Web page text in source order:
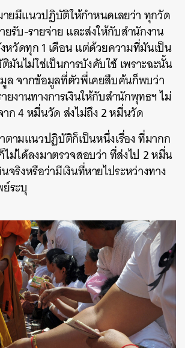
ายมีแนวปฏิบัติให้กำหนดเลยว่า ทุกวัด
รับ-รายจ่าย และส่งให้กับสำนักงาน
หวัดทุก 1 เดือน แต่ด้วยความที่มันเป็น
นไม่ใช่เป็นการบังคับใช้ เพราะฉะนั้น
มูล จากข้อมูลที่ตัวพี่เคยสืบค้นก็พบว่า
ยงานทางการเงินให้กับสำนักพุทธฯ ไม่
ก 4 หมื่นวัด ส่งไม่ถึง 2 หมื่นวัด
ตามแนวปฏิบัติก็เป็นหนึ่งเรื่อง ที่มากก
ม่ได้ลงมาตรวจสอบว่า ที่ส่งไป 2 หมื่น
จริงหรือว่ามีเงินที่หายไประหว่างทาง
ระบุ